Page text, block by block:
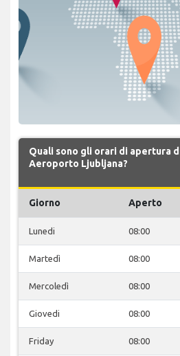
Quali sono gli orari di apertura
Aeroporto Ljubljana?
Giorno Aperto
Lunedi 08:00
Martedì 08:00
Mercoledì 08:00
Giovedi 08:00
Friday 08:00